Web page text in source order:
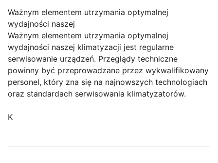
Ważnym elementem utrzymania optymalnej
wydajności naszej
Ważnym elementem utrzymania optymalnej
wydajności naszej klimatyzacji jest regularne
serwisowanie urządzeń. Przeglądy techniczne
powinny być przeprowadzane przez wykwalifikowany
personel, który zna się na najnowszych technologiach
oraz standardach serwisowania klimatyzatorów.
K